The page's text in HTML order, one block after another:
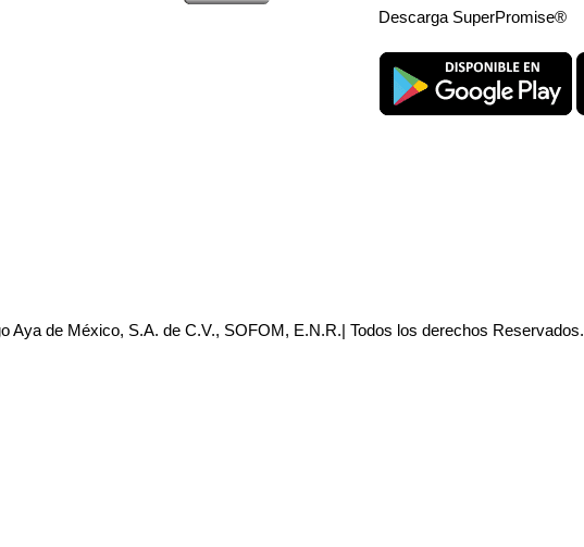
Descarga SuperPromise®
Aya de México, S.A. de C.V., SOFOM, E.N.R.| Todos los derechos Reservados.